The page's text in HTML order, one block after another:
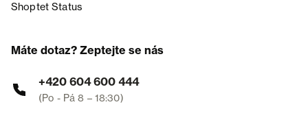
Shoptet Status
Máte dotaz? Zeptejte se nás
+420 604 600 444
(Po - Pá 8 – 18:30)